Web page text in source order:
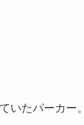
いたパーカー。